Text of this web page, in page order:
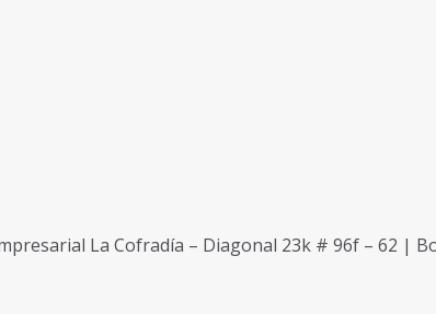
La Cofradía – Diagonal 23k # 96f – 62 |